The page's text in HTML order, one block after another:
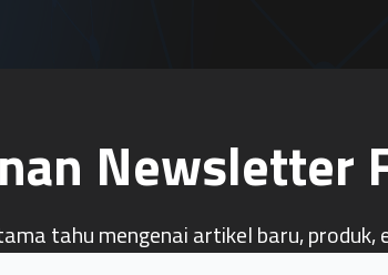
Newsletter
tahu mengenai artikel baru, produk,